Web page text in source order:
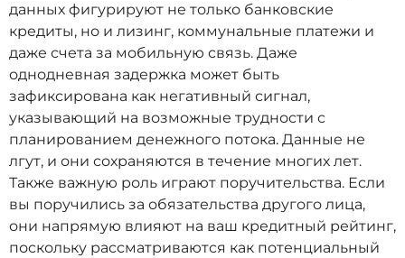
данных фигурируют не только банковские
кредиты, но и лизинг, коммунальные платежи и
даже счета за мобильную связь. Даже
однодневная задержка может быть
зафиксирована как негативный сигнал,
указывающий на возможные трудности с
планированием денежного потока. Данные не
лгут, и они сохраняются в течение многих лет.
Также важную роль играют поручительства. Если
вы поручились за обязательства другого лица,
они напрямую влияют на ваш кредитный рейтинг,
поскольку рассматриваются как потенциальный